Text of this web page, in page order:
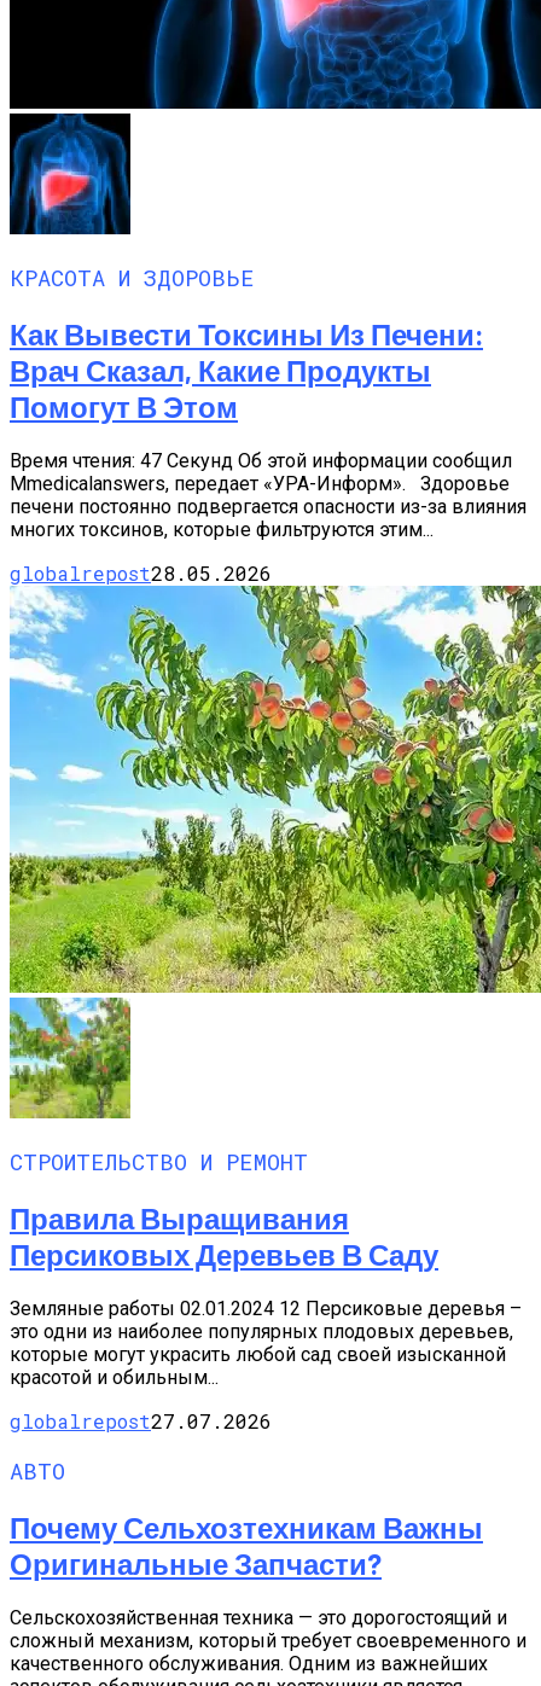
КРАСОТА И ЗДОРОВЬЕ
Как Вывести Токсины Из Печени:
Врач Сказал, Какие Продукты
Помогут В Этом
Время чтения: 47 Секунд Об этой информации сообщил
Мmedicalanswers, передает «УРА-Информ». Здоровье
печени постоянно подвергается опасности из-за влияния
многих токсинов, которые фильтруются этим...
globalrepost28.05.2026
СТРОИТЕЛЬСТВО И РЕМОНТ
Правила Выращивания
Персиковых Деревьев В Саду
Земляные работы 02.01.2024 12 Персиковые деревья –
это одни из наиболее популярных плодовых деревьев,
которые могут украсить любой сад своей изысканной
красотой и обильным...
globalrepost27.07.2026
АВТО
Почему Сельхозтехникам Важны
Оригинальные Запчасти?
Сельскохозяйственная техника — это дорогостоящий и
сложный механизм, который требует своевременного и
качественного обслуживания. Одним из важнейших